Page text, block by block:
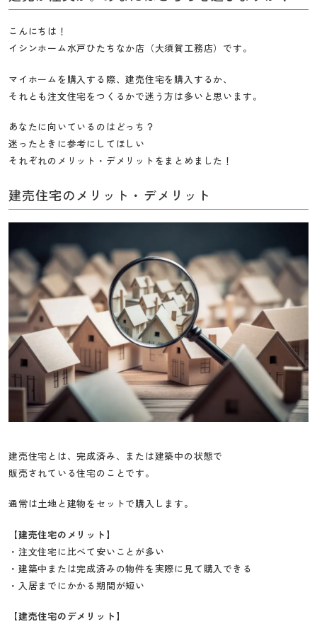
120
年
の
須
賀
工
務
店
こんにちは！
イシンホーム水戸ひたちなか店（大須賀工務店）です。
マイホームを購入する際、建売住宅を購入するか、
それとも注文住宅をつくるかで迷う方は多いと思います。
あなたに向いているのはどっち？
迷ったときに参考にしてほしい
それぞれのメリット・デメリットをまとめました！
建売住宅のメリット・デメリット
建売住宅とは、完成済み、または建築中の状態で
販売されている住宅のことです。
通常は土地と建物をセットで購入します。
【建売住宅のメリット】
・注文住宅に比べて安いことが多い
・建築中または完成済みの物件を実際に見て購入できる
・入居までにかかる期間が短い
【建売住宅のデメリット】